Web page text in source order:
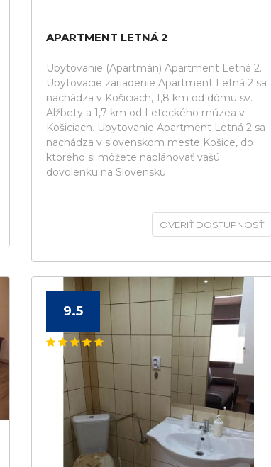
APARTMENT LETNÁ 2
Ubytovanie (Apartmán) Apartment Letná 2.
Ubytovacie zariadenie Apartment Letná 2 sa
nachádza v Košiciach, 1,8 km od dómu sv.
Alžbety a 1,7 km od Leteckého múzea v
Košiciach. Ubytovanie Apartment Letná 2 sa
nachádza v slovenskom meste Košice, do
ktorého si môžete naplánovať vašú
dovolenku na Slovensku.
OVERIŤ DOSTUPNOSŤ
9.5